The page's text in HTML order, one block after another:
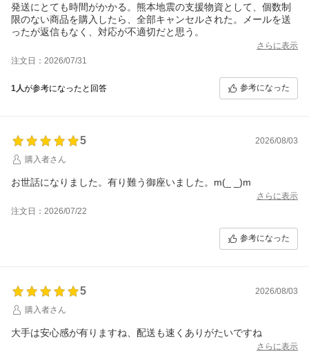
発送にとても時間がかかる。熊本地震の支援物資として、個数制
限のない商品を購入したら、全部キャンセルされた。メールを送
ったが返信もなく、対応が不適切だと思う。
さらに表示
注文日：2026/07/31
1人が参考になったと回答 参考になった
5
2026/08/03
購入者さん
お世話になりました。有り難う御座いました。m(_ _)m
さらに表示
注文日：2026/07/22
参考になった
5
2026/08/03
購入者さん
大手は安心感が有りますね、配送も速くありがたいですね
さらに表示